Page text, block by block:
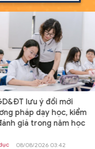
lưu ý đổi mới
pháp dạy học, kiểm
giá trong năm học
08/08/2026 03:42